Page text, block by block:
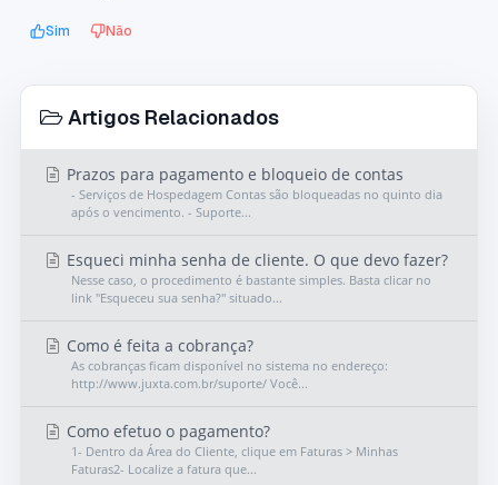
Sim Não
Artigos Relacionados
Prazos para pagamento e bloqueio de contas
- Serviços de Hospedagem Contas são bloqueadas no quinto dia
após o vencimento. - Suporte...
Esqueci minha senha de cliente. O que devo fazer?
Nesse caso, o procedimento é bastante simples. Basta clicar no
link "Esqueceu sua senha?" situado...
Como é feita a cobrança?
As cobranças ficam disponível no sistema no endereço:
http://www.juxta.com.br/suporte/ Você...
Como efetuo o pagamento?
1- Dentro da Área do Cliente, clique em Faturas > Minhas
Faturas2- Localize a fatura que...